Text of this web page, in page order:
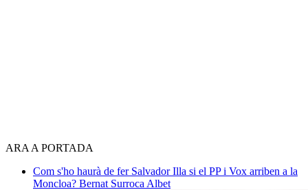
ARA A PORTADA
Com s'ho haurà de fer Salvador Illa si el PP i Vox arriben a la
Moncloa? Bernat Surroca Albet